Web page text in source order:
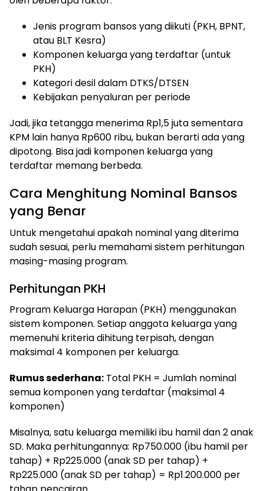
Jenis program bansos yang diikuti (PKH, BPNT,
atau BLT Kesra)
Komponen keluarga yang terdaftar (untuk
PKH)
Kategori desil dalam DTKS/DTSEN
Kebijakan penyaluran per periode
Jadi, jika tetangga menerima Rp1,5 juta sementara
KPM lain hanya Rp600 ribu, bukan berarti ada yang
dipotong. Bisa jadi komponen keluarga yang
terdaftar memang berbeda.
Cara Menghitung Nominal Bansos
yang Benar
Untuk mengetahui apakah nominal yang diterima
sudah sesuai, perlu memahami sistem perhitungan
masing-masing program.
Perhitungan PKH
Program Keluarga Harapan (PKH) menggunakan
sistem komponen. Setiap anggota keluarga yang
memenuhi kriteria dihitung terpisah, dengan
maksimal 4 komponen per keluarga.
Rumus sederhana: Total PKH = Jumlah nominal
semua komponen yang terdaftar (maksimal 4
komponen)
Misalnya, satu keluarga memiliki ibu hamil dan 2 anak
SD. Maka perhitungannya: Rp750.000 (ibu hamil per
tahap) + Rp225.000 (anak SD per tahap) +
Rp225.000 (anak SD per tahap) = Rp1.200.000 per